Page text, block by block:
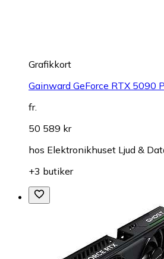
Grafikkort
Gainward GeForce RTX 5090
fr.
50 589 kr
hos Elektronikhuset Ljud &
+3 butiker